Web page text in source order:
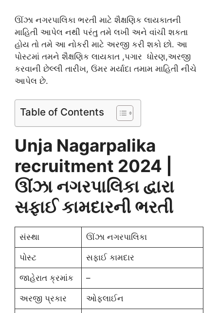
ઊંઝા નગરપાલિકા ભરતી માટે શૈક્ષણિક લાયકાતની
માહિતી આપેલ નથી પરંતુ તમે લખી અને વાંચી શકતા
હોય તો તમે આ નોકરી માટે અરજી કરી શકો છો. આ
પોસ્ટમાં તમને શૈક્ષણિક લાયકાત ,પગાર ધોરણ,અરજી
કરવાની છેલ્લી તારીખ, ઉંમર મર્યાદા તમામ માહિતી નીચે
આપેલ છે.
Table of Contents
Unja Nagarpalika
recruitment 2024 |
ઊંઝા નગરપાલિકા દ્વારા
સફાઈ કામદારની ભરતી
સંસ્થા ઊંઝા નગરપાલિકા
પોસ્ટ સફાઈ કામદાર
જાહેરાત ક્રમાંક –
અરજી પ્રકાર ઓફલાઈન